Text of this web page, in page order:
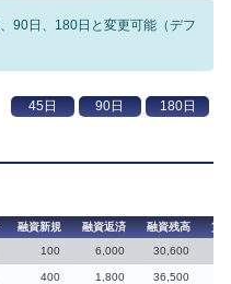
90日、180日と変更可能（デフ
融資新規 融資返済 融資残高
貸
100 6,000 30,600
400 1,800 36,500